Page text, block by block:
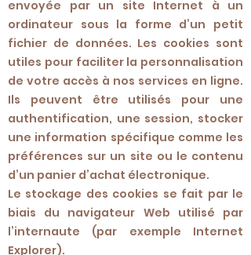
envoyée par un site Internet à un
ordinateur sous la forme d’un petit
fichier de données. Les cookies sont
utiles pour faciliter la personnalisation
de votre accès à nos services en ligne.
Ils peuvent être utilisés pour une
authentification, une session, stocker
une information spécifique comme les
préférences sur un site ou le contenu
d’un panier d’achat électronique.
Le stockage des cookies se fait par le
biais du navigateur Web utilisé par
l’internaute (par exemple Internet
Explorer).